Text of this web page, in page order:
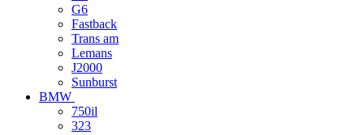
G6
Fastback
Trans am
Lemans
J2000
Sunburst
BMW
750il
323